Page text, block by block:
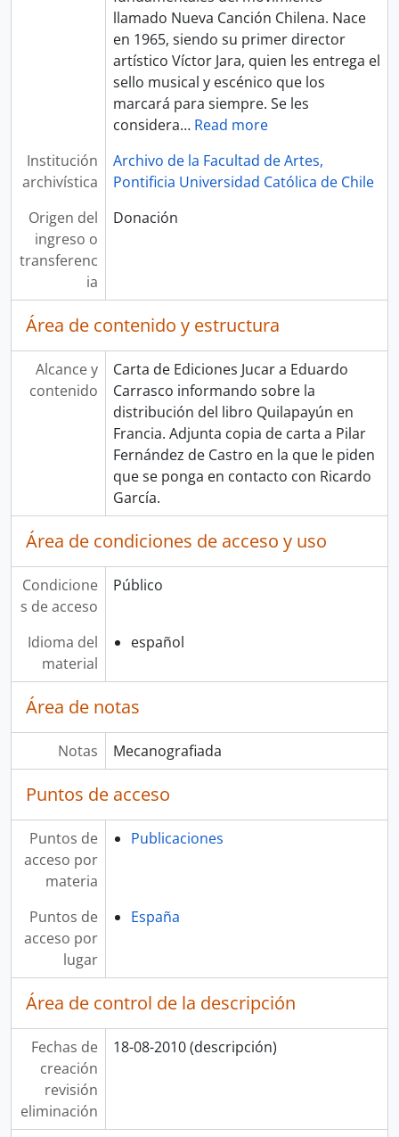
llamado Nueva Canción Chilena. Nace
en 1965, siendo su primer director
artístico Víctor Jara, quien les entrega el
sello musical y escénico que los
marcará para siempre. Se les
considera… Read more
Institución
archivística
Archivo de la Facultad de Artes,
Pontificia Universidad Católica de Chile
Origen del
ingreso o
transferenc
ia
Donación
Área de contenido y estructura
Alcance y
contenido
Carta de Ediciones Jucar a Eduardo
Carrasco informando sobre la
distribución del libro Quilapayún en
Francia. Adjunta copia de carta a Pilar
Fernández de Castro en la que le piden
que se ponga en contacto con Ricardo
García.
Área de condiciones de acceso y uso
Condicione
s de acceso
Público
Idioma del
material
español
Área de notas
Notas Mecanografiada
Puntos de acceso
Puntos de
acceso por
materia
Publicaciones
Puntos de
acceso por
lugar
España
Área de control de la descripción
Fechas de
creación
revisión
eliminación
18-08-2010 (descripción)